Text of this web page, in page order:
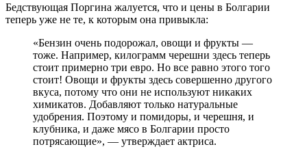
Бедствующая Поргина жалуется, что и цены в Болгарии
теперь уже не те, к которым она привыкла:
«Бензин очень подорожал, овощи и фрукты —
тоже. Например, килограмм черешни здесь теперь
стоит примерно три евро. Но все равно этого того
стоит! Овощи и фрукты здесь совершенно другого
вкуса, потому что они не используют никаких
химикатов. Добавляют только натуральные
удобрения. Поэтому и помидоры, и черешня, и
клубника, и даже мясо в Болгарии просто
потрясающие», — утверждает актриса.